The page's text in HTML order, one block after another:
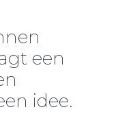
een
idee.